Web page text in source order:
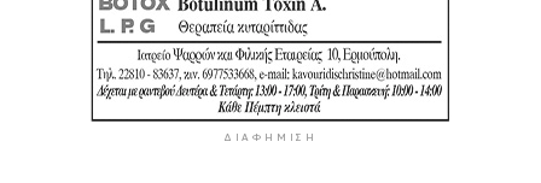
ΔΙΑΦΉΜΙΣΗ